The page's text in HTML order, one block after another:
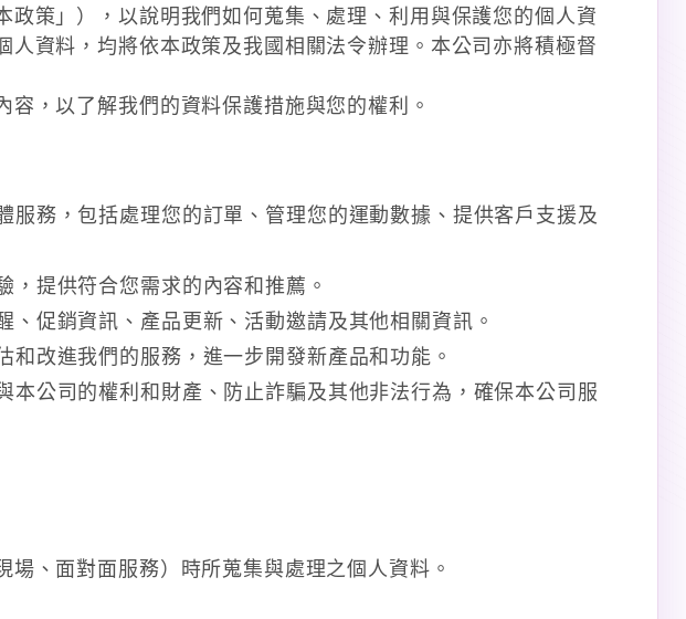
策」），以說明我們如何蒐集、處理、利用與保護您的個人資
資料，均將依本政策及我國相關法令辦理。本公司亦將積極督
，以了解我們的資料保護措施與您的權利。
務，包括處理您的訂單、管理您的運動數據、提供客戶支援及
提供符合您需求的內容和推薦。
促銷資訊、產品更新、活動邀請及其他相關資訊。
改進我們的服務，進一步開發新產品和功能。
公司的權利和財產、防止詐騙及其他非法行為，確保本公司服
、面對面服務）時所蒐集與處理之個人資料。